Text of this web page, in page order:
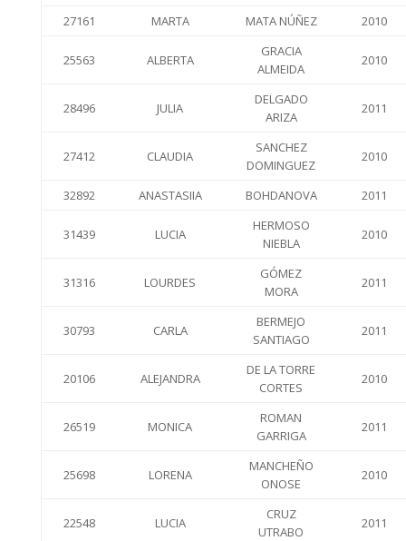
27161 MARTA MATA NÚÑEZ 2010
25563 ALBERTA
GRACIA
ALMEIDA
2010
28496 JULIA
DELGADO
ARIZA
2011
27412 CLAUDIA
SANCHEZ
DOMINGUEZ
2010
32892 ANASTASIIA BOHDANOVA 2011
31439 LUCIA
HERMOSO
NIEBLA
2010
31316 LOURDES
GÓMEZ
MORA
2011
30793 CARLA
BERMEJO
SANTIAGO
2011
20106 ALEJANDRA
DE LA TORRE
CORTES
2010
26519 MONICA
ROMAN
GARRIGA
2011
25698 LORENA
MANCHEÑO
ONOSE
2010
22548 LUCIA
CRUZ
UTRABO
2011